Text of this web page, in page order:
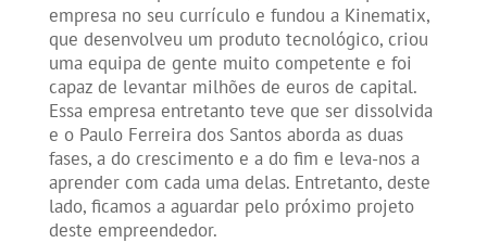
empresa no seu currículo e fundou a Kinematix,
que desenvolveu um produto tecnológico, criou
uma equipa de gente muito competente e foi
capaz de levantar milhões de euros de capital.
Essa empresa entretanto teve que ser dissolvida
e o Paulo Ferreira dos Santos aborda as duas
fases, a do crescimento e a do fim e leva-nos a
aprender com cada uma delas. Entretanto, deste
lado, ficamos a aguardar pelo próximo projeto
deste empreendedor.